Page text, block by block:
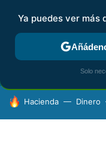
FISCALIDAD Y
HOY SE HABLA DE
Hacienda Dinero
Ya puedes ver más
Solo